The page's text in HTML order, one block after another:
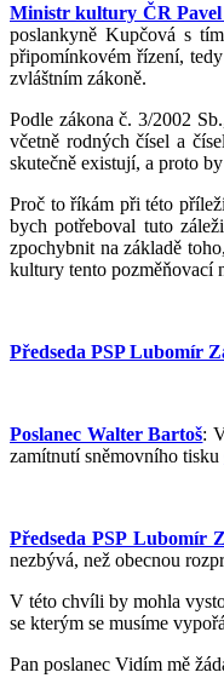
Ministr kultury ČR Pavel
poslankyně Kupčová s
připomínkovém řízení,
zvláštním zákoně.
Podle zákona č. 3/2002
včetně rodných čísel a
skutečně existují, a proto
Proč to říkám při této
bych potřeboval tuto
zpochybnit na základě
kultury tento pozměňovací
Předseda PSP Lubomír
Poslanec Walter Bartoš:
zamítnutí sněmovního tisku
Předseda PSP Lubomír
nezbývá, než obecnou
V této chvíli by mohla
se kterým se musíme
Pan poslanec Vidím mě